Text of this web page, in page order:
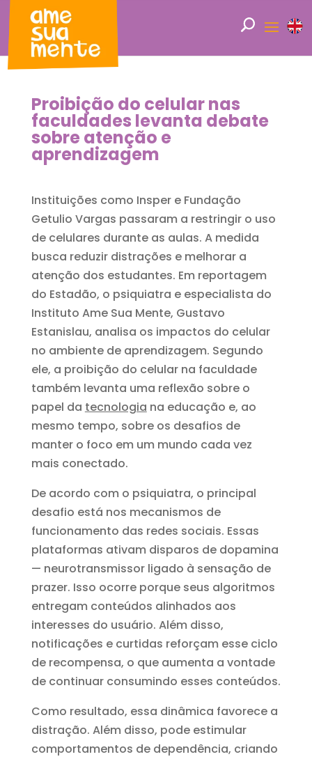
Proibição do celular nas
faculdades levanta debate
sobre atenção e
aprendizagem
Instituições como Insper e Fundação
Getulio Vargas passaram a restringir o uso
de celulares durante as aulas. A medida
busca reduzir distrações e melhorar a
atenção dos estudantes. Em reportagem
do Estadão, o psiquiatra e especialista do
Instituto Ame Sua Mente, Gustavo
Estanislau, analisa os impactos do celular
no ambiente de aprendizagem. Segundo
ele, a proibição do celular na faculdade
também levanta uma reflexão sobre o
papel da tecnologia na educação e, ao
mesmo tempo, sobre os desafios de
manter o foco em um mundo cada vez
mais conectado.
De acordo com o psiquiatra, o principal
desafio está nos mecanismos de
funcionamento das redes sociais. Essas
plataformas ativam disparos de dopamina
— neurotransmissor ligado à sensação de
prazer. Isso ocorre porque seus algoritmos
entregam conteúdos alinhados aos
interesses do usuário. Além disso,
notificações e curtidas reforçam esse ciclo
de recompensa, o que aumenta a vontade
de continuar consumindo esses conteúdos.
Como resultado, essa dinâmica favorece a
distração. Além disso, pode estimular
comportamentos de dependência, criando